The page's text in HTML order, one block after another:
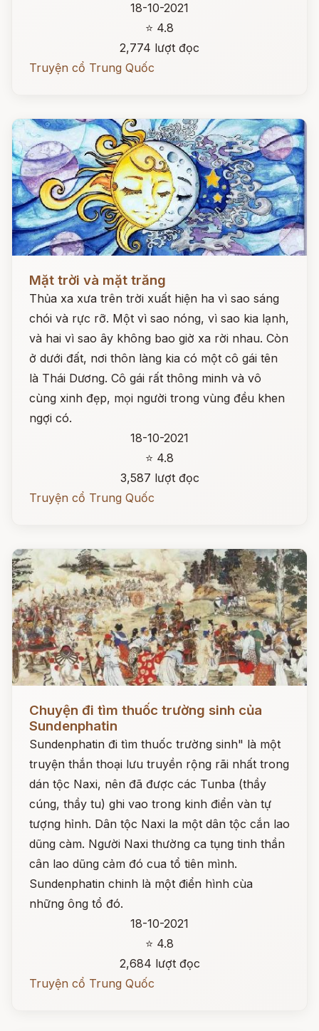
18-10-2021
⭐ 4.8
2,774 lượt đọc
Truyện cổ Trung Quốc
Mặt trời và mặt trăng
Thủa xa xưa trên trời xuất hiện ha vì sao sáng
chói và rực rỡ. Một vì sao nóng, vì sao kia lạnh,
và hai vì sao ây không bao giờ xa rời nhau. Còn
ở dưới đất, nơi thôn làng kia có một cô gái tên
là Thái Dương. Cô gái rất thông minh và vô
cùng xinh đẹp, mọi người trong vùng đều khen
ngợi có.
18-10-2021
⭐ 4.8
3,587 lượt đọc
Truyện cổ Trung Quốc
Chuyện đi tìm thuốc trường sinh của
Sundenphatin
Sundenphatin đi tìm thuốc trường sinh" là một
truyện thắn thoại lưu truyền rộng rãi nhất trong
dán tộc Naxi, nên đã được các Tunba (thầy
cúng, thầy tu) ghi vao trong kinh điển vàn tự
tượng hỉnh. Dân tộc Naxi la một dân tộc cắn lao
dũng càm. Người Naxi thường ca tụng tinh thần
cân lao dũng cảm đó cua tổ tiên mình.
Sundenphatin chinh là một điển hình cùa
những ông tổ đó.
18-10-2021
⭐ 4.8
2,684 lượt đọc
Truyện cổ Trung Quốc